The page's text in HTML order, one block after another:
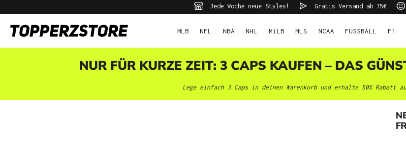
Jede Woche neue Styles! Gratis Versand ab 75€
MLB NFL NBA NHL MiLB MLS NCAA FUSSBALL F1
NUR FÜR KURZE ZEIT: 3 CAPS KAUFEN – DAS
Lege einfach 3 Caps in deinen Warenkorb und erhalte 50% Rabatt